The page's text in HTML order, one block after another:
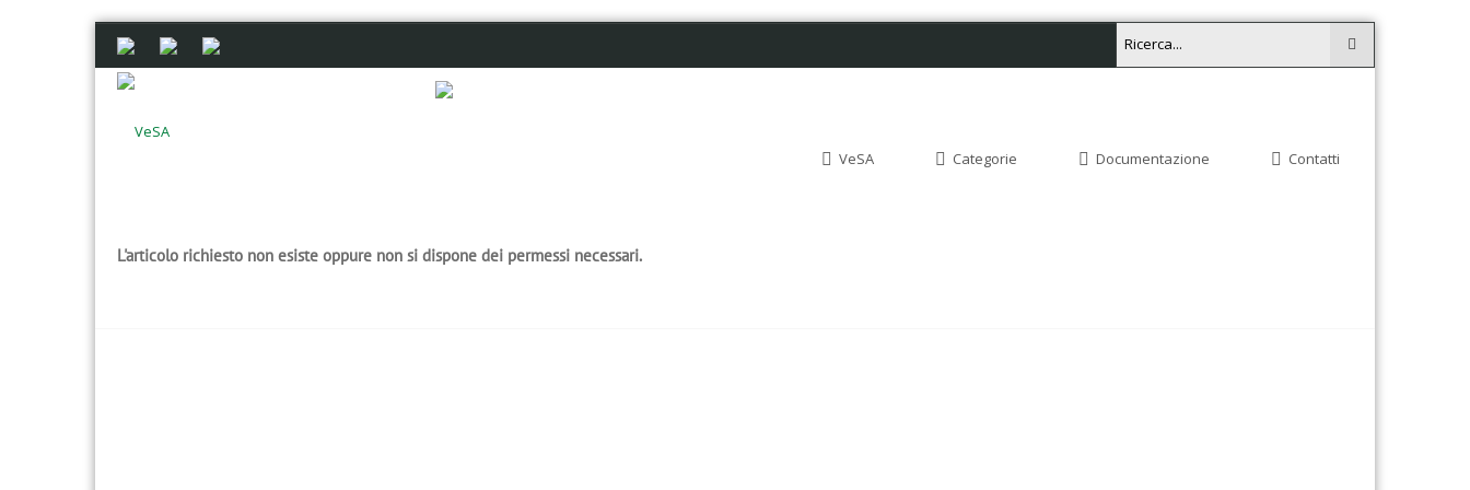
VeSA Categorie Documentazione Contatti
L'articolo richiesto non esiste oppure non si dispone dei permessi necessari.